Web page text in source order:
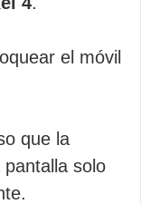
el móvil
que la
solo